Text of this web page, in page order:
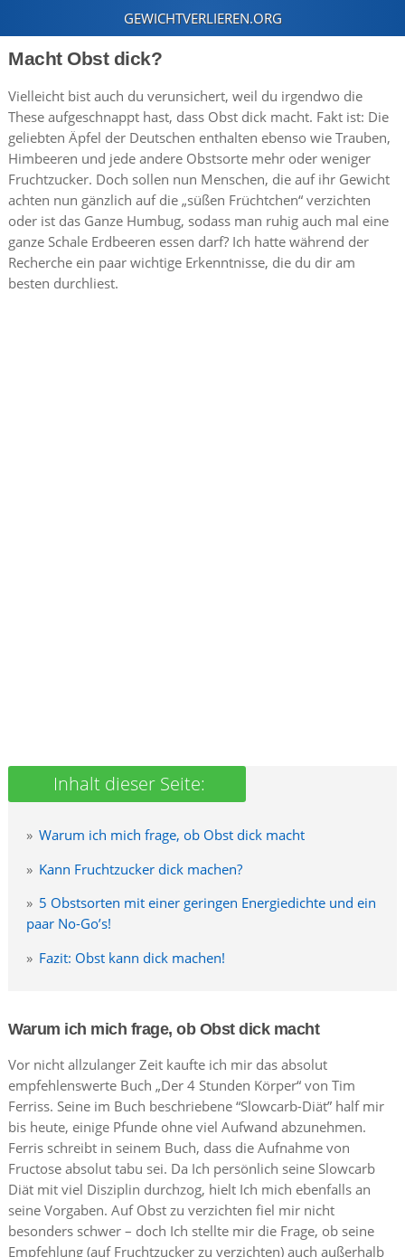
Macht Obst dick?
Vielleicht bist auch du verunsichert, weil du irgendwo die
These aufgeschnappt hast, dass Obst dick macht. Fakt ist: Die
geliebten Äpfel der Deutschen enthalten ebenso wie Trauben,
Himbeeren und jede andere Obstsorte mehr oder weniger
Fruchtzucker. Doch sollen nun Menschen, die auf ihr Gewicht
achten nun gänzlich auf die „süßen Früchtchen“ verzichten
oder ist das Ganze Humbug, sodass man ruhig auch mal eine
ganze Schale Erdbeeren essen darf? Ich hatte während der
Recherche ein paar wichtige Erkenntnisse, die du dir am
besten durchliest.
Warum ich mich frage, ob Obst dick macht
Kann Fruchtzucker dick machen?
5 Obstsorten mit einer geringen Energiedichte und ein
paar No-Go’s!
Fazit: Obst kann dick machen!
Warum ich mich frage, ob Obst dick macht
Vor nicht allzulanger Zeit kaufte ich mir das absolut
empfehlenswerte Buch „Der 4 Stunden Körper“ von Tim
Ferriss. Seine im Buch beschriebene “Slowcarb-Diät” half mir
bis heute, einige Pfunde ohne viel Aufwand abzunehmen.
Ferris schreibt in seinem Buch, dass die Aufnahme von
Fructose absolut tabu sei. Da Ich persönlich seine Slowcarb
Diät mit viel Disziplin durchzog, hielt Ich mich ebenfalls an
seine Vorgaben. Auf Obst zu verzichten fiel mir nicht
besonders schwer – doch Ich stellte mir die Frage, ob seine
Empfehlung (auf Fruchtzucker zu verzichten) auch außerhalb